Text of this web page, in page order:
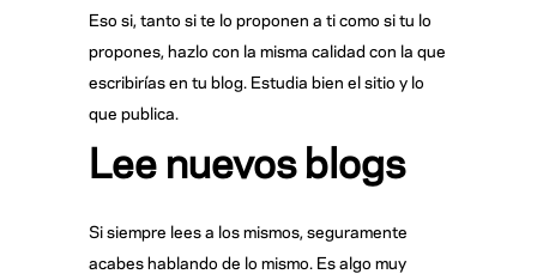
Eso si, tanto si te lo proponen a ti como si tu lo
propones, hazlo con la misma calidad con la que
escribirías en tu blog. Estudia bien el sitio y lo
que publica.
Lee nuevos blogs
Si siempre lees a los mismos, seguramente
acabes hablando de lo mismo. Es algo muy